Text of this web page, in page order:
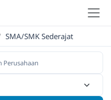
SMA/SMK Sederajat